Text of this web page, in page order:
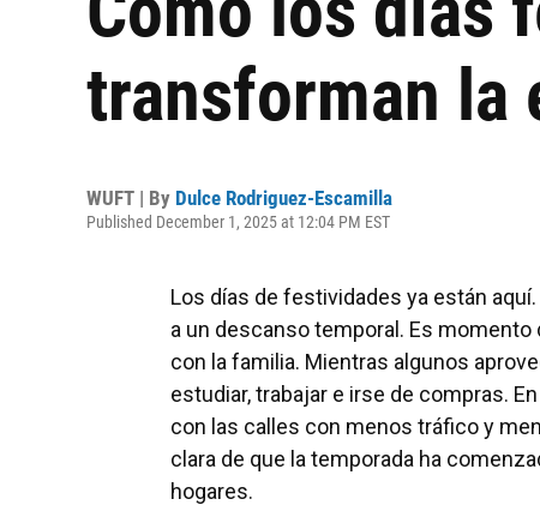
transforman la
WUFT | By Dulce Rodriguez-Escamilla
Published December 1, 2025 at 12:04 PM EST
Los días de festividades ya están
a un descanso temporal. Es
con la familia. Mientras algunos
estudiar, trabajar e irse de compras.
con las calles con menos tráfico y
clara de que la temporada ha
hogares.